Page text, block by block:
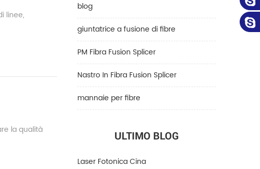
blog
giuntatrice a fusione di fibre
PM Fibra Fusion Splicer
Nastro In Fibra Fusion Splicer
mannaie per fibre
ULTIMO BLOG
Laser Fotonica Cina
linee,
la qualità